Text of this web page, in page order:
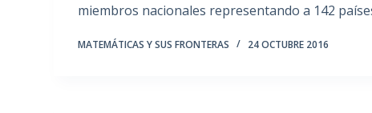
miembros nacionales representando a 142
MATEMÁTICAS Y SUS FRONTERAS 24 OCTUBRE 2016